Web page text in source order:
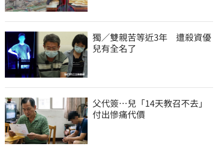
獨／雙親苦等近3年　遭殺資優
兒有全名了
父代簽…兒「14天教召不去」
付出慘痛代價